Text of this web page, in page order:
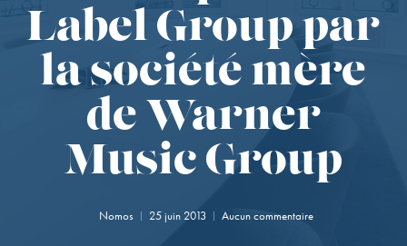
Label Group par
la société mère
de Warner
Music Group
Nomos 25 juin 2013 Aucun commentaire